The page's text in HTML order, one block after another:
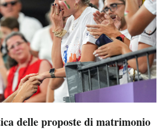
delle proposte di matrimonio